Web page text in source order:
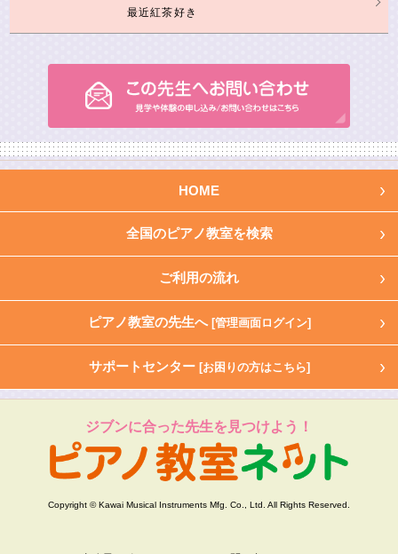
最近紅茶好き
HOME
全国のピアノ教室を検索
ご利用の流れ
ピアノ教室の先生へ [管理画面ログイン]
サポートセンター [お困りの方はこちら]
ジブンに合った先生を見つけよう！
Copyright © Kawai Musical Instruments Mfg. Co., Ltd. All Rights Reserved.